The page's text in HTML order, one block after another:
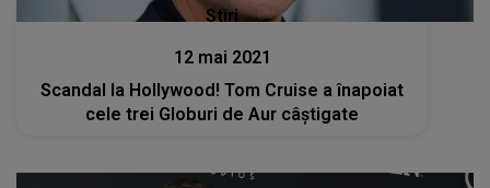
Stiri
12 mai 2021
Scandal la Hollywood! Tom Cruise a înapoiat
cele trei Globuri de Aur câştigate